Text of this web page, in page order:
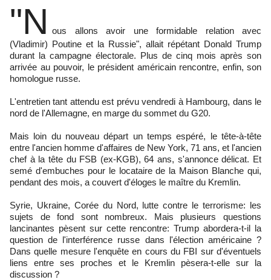
"N ous allons avoir une formidable relation avec
(Vladimir) Poutine et la Russie", allait répétant Donald Trump
durant la campagne électorale. Plus de cinq mois après son
arrivée au pouvoir, le président américain rencontre, enfin, son
homologue russe.
L'entretien tant attendu est prévu vendredi à Hambourg, dans le
nord de l'Allemagne, en marge du sommet du G20.
Mais loin du nouveau départ un temps espéré, le tête-à-tête
entre l'ancien homme d'affaires de New York, 71 ans, et l'ancien
chef à la tête du FSB (ex-KGB), 64 ans, s'annonce délicat. Et
semé d'embuches pour le locataire de la Maison Blanche qui,
pendant des mois, a couvert d'éloges le maître du Kremlin.
Syrie, Ukraine, Corée du Nord, lutte contre le terrorisme: les
sujets de fond sont nombreux. Mais plusieurs questions
lancinantes pèsent sur cette rencontre: Trump abordera-t-il la
question de l'interférence russe dans l'élection américaine ?
Dans quelle mesure l'enquête en cours du FBI sur d'éventuels
liens entre ses proches et le Kremlin pèsera-t-elle sur la
discussion ?